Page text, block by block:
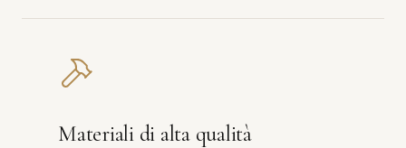
Materiali di alta qualità